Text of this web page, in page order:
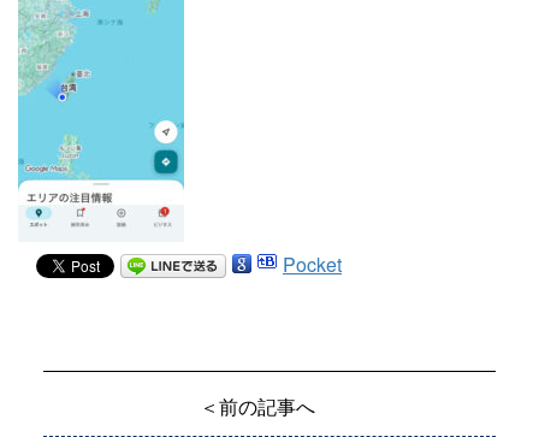
Pocket
＜前の記事へ